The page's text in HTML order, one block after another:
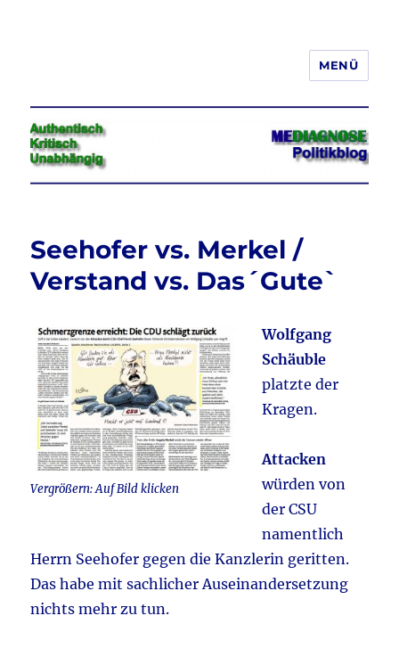
Jeder hat das Recht, seine
Meinung in Wort, Schrift und Bild
frei zu äußern und zu verbreiten
MENÜ
Seehofer vs. Merkel /
Verstand vs. Das´Gute`
Vergrößern: Auf Bild klicken
Wolfgang
Schäuble
platzte der
Kragen.
Attacken
würden von
der CSU
namentlich
Herrn Seehofer gegen die Kanzlerin geritten.
Das habe mit sachlicher Auseinandersetzung
nichts mehr zu tun.